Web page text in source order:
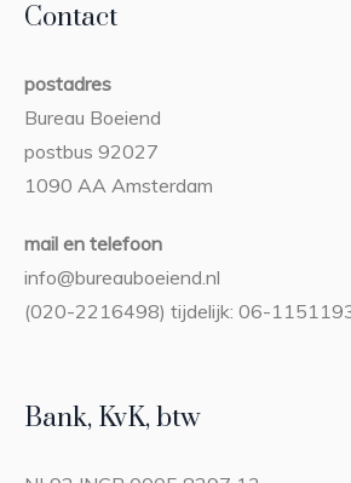
Contact
postadres
Bureau Boeiend
postbus 92027
1090 AA Amsterdam
mail en telefoon
info@bureauboeiend.nl
(020-2216498) tijdelijk: 06-
Bank, KvK, btw